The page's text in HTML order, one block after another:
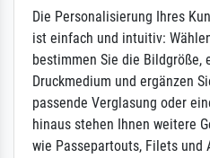
Die Personalisierung Ihres
ist einfach und intuitiv:
bestimmen Sie die Bildgröße,
Druckmedium und ergänzen
passende Verglasung oder
hinaus stehen Ihnen weitere
wie Passepartouts, Filets und